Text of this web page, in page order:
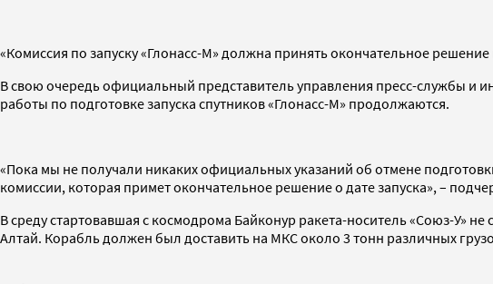
«Комиссия по запуску «Глонасс-М» должна принять окончательное
В свою очередь официальный представитель управления пресс-службы
работы по подготовке запуска спутников «Глонасс-М» продолжаются.
«Пока мы не получали никаких официальных указаний об отмене
комиссии, которая примет окончательное решение о дате запуска», –
В среду стартовавшая с космодрома Байконур ракета-носитель «Союз-У»
Алтай. Корабль должен был доставить на МКС около 3 тонн различных